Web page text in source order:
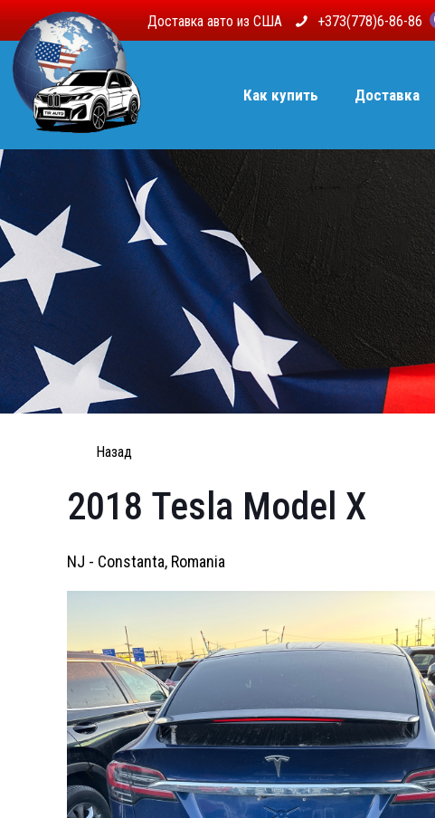
Доставка авто из США +373(778)6-86-86
Как купить Доставка
Назад
2018 Tesla Model X
NJ - Constanta, Romania